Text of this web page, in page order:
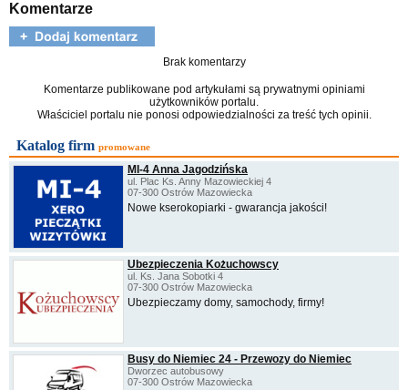
Komentarze
Brak komentarzy
Komentarze publikowane pod artykułami są prywatnymi opiniami
użytkowników portalu.
Właściciel portalu nie ponosi odpowiedzialności za treść tych opinii.
Katalog firm promowane
MI-4 Anna Jagodzińska
ul. Plac Ks. Anny Mazowieckiej 4
07-300 Ostrów Mazowiecka
Nowe kserokopiarki - gwarancja jakości!
Ubezpieczenia Kożuchowscy
ul. Ks. Jana Sobotki 4
07-300 Ostrów Mazowiecka
Ubezpieczamy domy, samochody, firmy!
Busy do Niemiec 24 - Przewozy do Niemiec
Dworzec autobusowy
07-300 Ostrów Mazowiecka